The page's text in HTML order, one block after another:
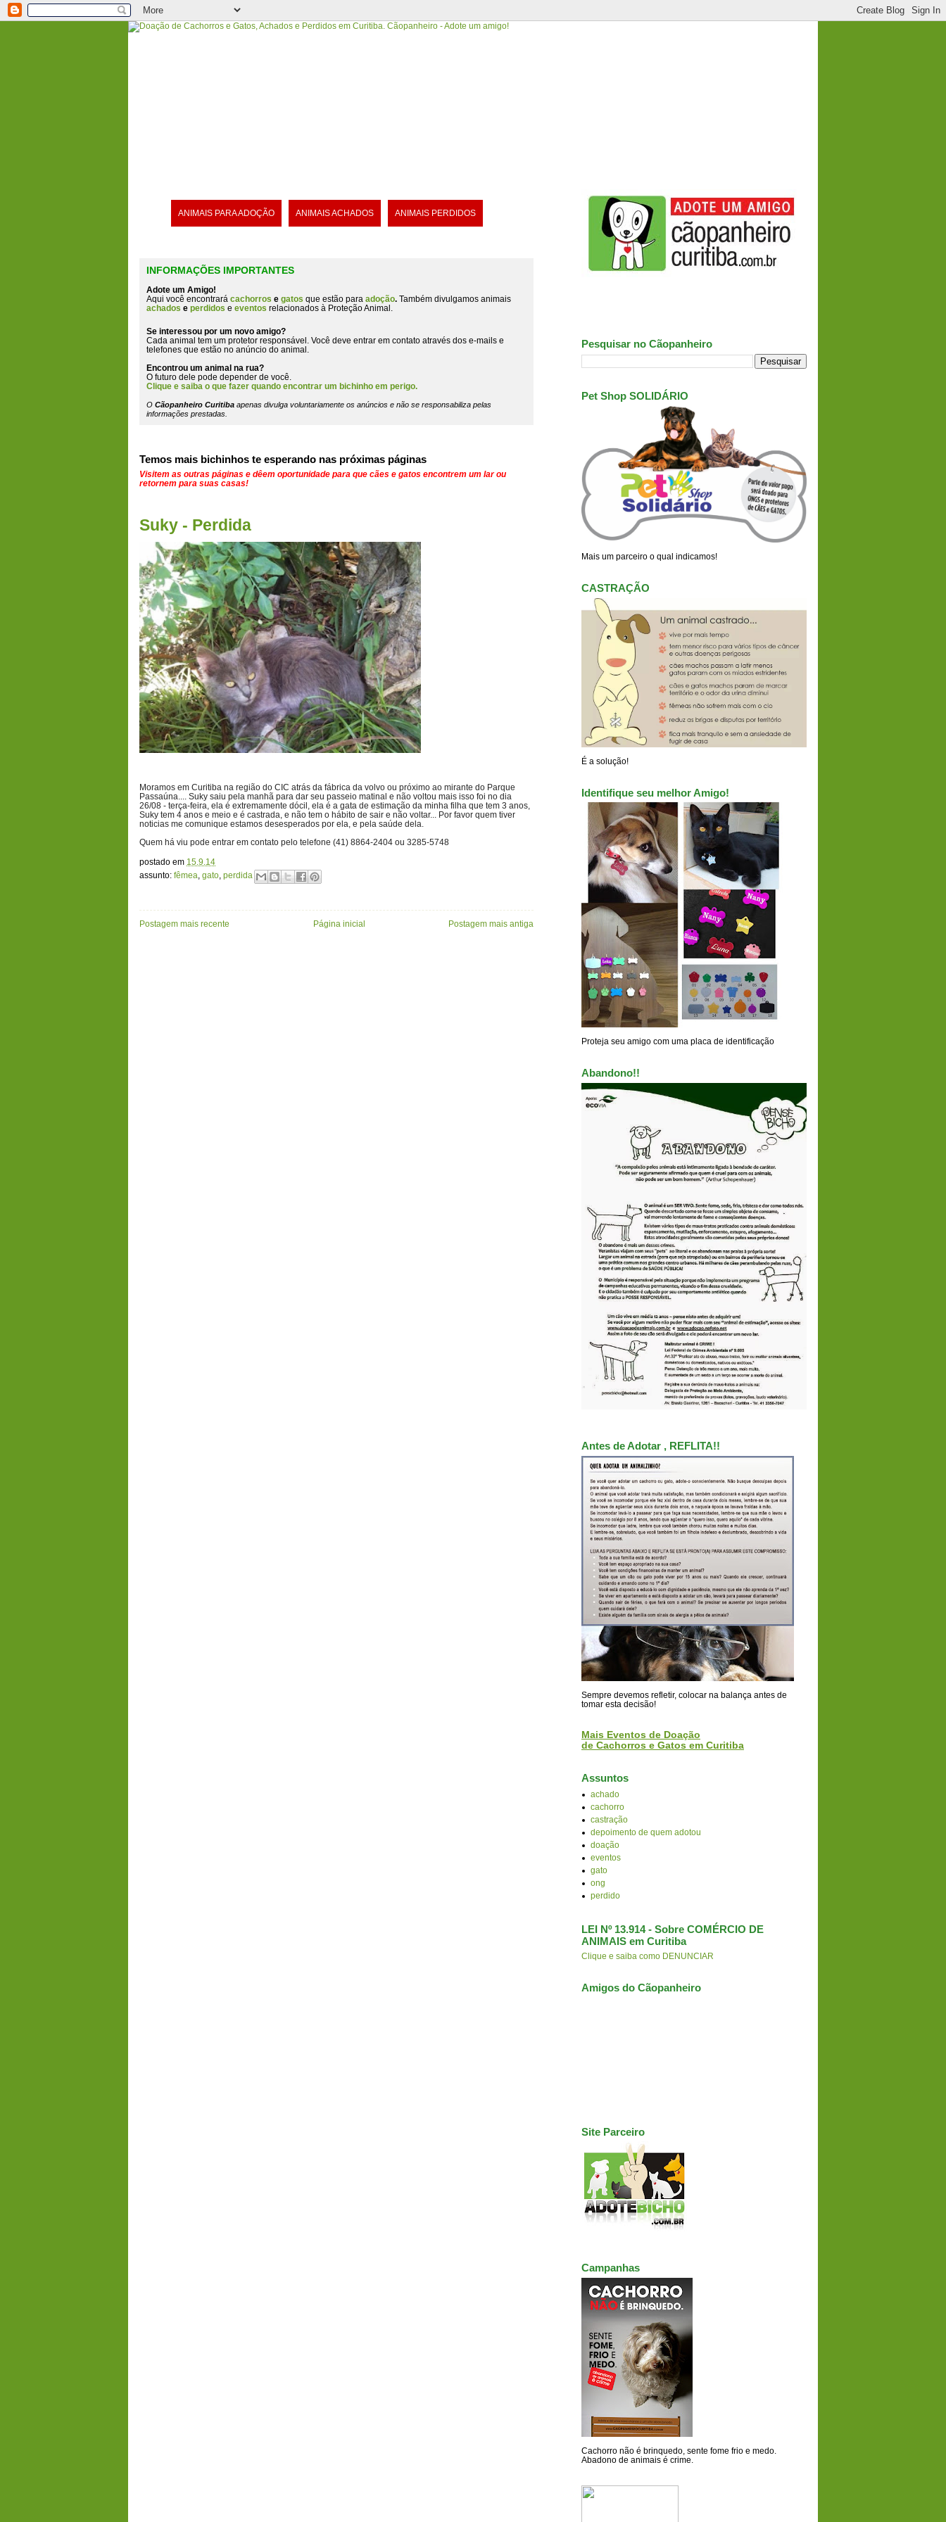
ANIMAIS PARA ADOÇÃO ANIMAIS ACHADOS ANIMAIS PERDIDOS
INFORMAÇÕES IMPORTANTES
Adote um Amigo!
Aqui você encontrará cachorros e gatos que estão para adoção. Também divulgamos animais
achados e perdidos e eventos relacionados à Proteção Animal.
Se interessou por um novo amigo?
Cada animal tem um protetor responsável. Você deve entrar em contato através dos e-mails e
telefones que estão no anúncio do animal
Encontrou um animal na rua?
O futuro dele pode depender de você.
Clique e saiba o que fazer quando encontrar um bichinho em perigo.
O Cãopanheiro Curitiba apenas divulga voluntariamente os anúncios e não se responsabiliza pelas
informações prestadas.
Temos mais bichinhos te esperando nas próximas páginas
Visitem as outras páginas e dêem oportunidade para que cães e gatos encontrem um lar ou
retornem para suas casas!
Suky - Perdida
Moramos em Curitiba na região do CIC atrás da fábrica da volvo ou próximo ao mirante do Parque
Passaúna.... Suky saiu pela manhã para dar seu passeio matinal e não voltou mais isso foi no dia
26/08 - terça-feira, ela é extremamente dócil, ela é a gata de estimação da minha filha que tem 3 anos,
Suky tem 4 anos e meio e é castrada, e não tem o hábito de sair e não voltar... Por favor quem tiver
noticias me comunique estamos desesperados por ela, e pela saúde dela.
Quem há viu pode entrar em contato pelo telefone (41) 8864-2404 ou 3285-5748
postado em 15.9.14
assunto: fêmea gato perdida
Postagem mais recente Postagem mais antiga
Página inicial
Pesquisar no Cãopanheiro
Pet Shop SOLIDÁRIO
Mais um parceiro o qual indicamos!
CASTRAÇÃO
É a solução!
Identifique seu melhor Amigo!
Proteja seu amigo com uma placa de identificação
Abandono!!
Antes de Adotar , REFLITA!!
Sempre devemos refletir, colocar na balança antes de
tomar esta decisão!
Mais Eventos de Doação
de Cachorros e Gatos em Curitiba
Assuntos
achado
cachorro
castração
depoimento de quem adotou
doação
eventos
gato
ong
perdido
LEI Nº 13.914 - Sobre COMÉRCIO DE
ANIMAIS em Curitiba
Clique e saiba como DENUNCIAR
Amigos do Cãopanheiro
Site Parceiro
Campanhas
Cachorro não é brinquedo, sente fome frio e medo.
Abadono de animais é crime.